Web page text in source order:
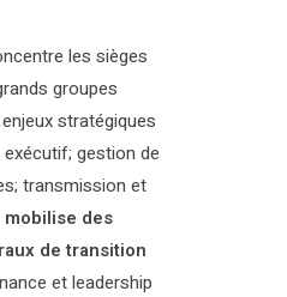
les sièges
groupes
stratégiques
gestion de
transmission et
mobilise des
de transition
et leadership